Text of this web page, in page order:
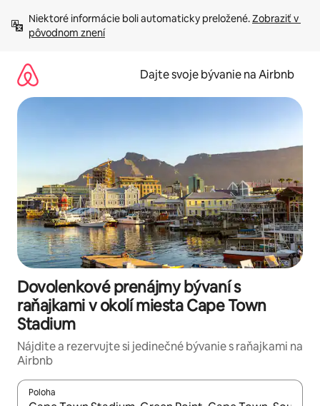
obsah.
Niektoré informácie boli automaticky preložené. Zobraziť v
pôvodnom znení
Dajte svoje bývanie na Airbnb
Dovolenkové prenájmy bývaní s
raňajkami v okolí miesta Cape Town
Stadium
Nájdite a rezervujte si jedinečné bývanie s raňajkami na
Airbnb
Poloha